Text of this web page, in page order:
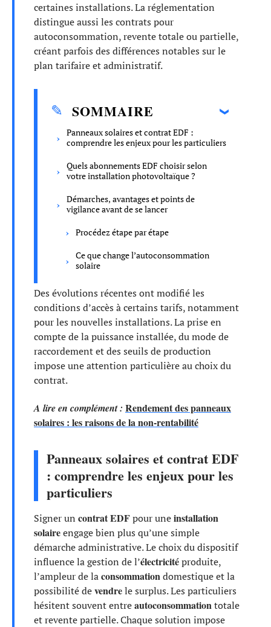
certaines installations. La réglementation
distingue aussi les contrats pour
autoconsommation, revente totale ou partielle,
créant parfois des différences notables sur le
plan tarifaire et administratif.
SOMMAIRE
Panneaux solaires et contrat EDF :
comprendre les enjeux pour les particuliers
Quels abonnements EDF choisir selon
votre installation photovoltaïque ?
Démarches, avantages et points de
vigilance avant de se lancer
Procédez étape par étape
Ce que change l’autoconsommation
solaire
Des évolutions récentes ont modifié les
conditions d’accès à certains tarifs, notamment
pour les nouvelles installations. La prise en
compte de la puissance installée, du mode de
raccordement et des seuils de production
impose une attention particulière au choix du
contrat.
A lire en complément : Rendement des panneaux
solaires : les raisons de la non-rentabilité
Panneaux solaires et contrat EDF
: comprendre les enjeux pour les
particuliers
Signer un contrat EDFpour uneinstallation
solaireengage bien plus qu’une simple
démarche administrative. Le choix du dispositif
influence la gestion de l’électricitéproduite,
l’ampleur de laconsommationdomestique et la
possibilité devendrele surplus. Les particuliers
hésitent souvent entreautoconsommationtotale
et revente partielle. Chaque solution impose